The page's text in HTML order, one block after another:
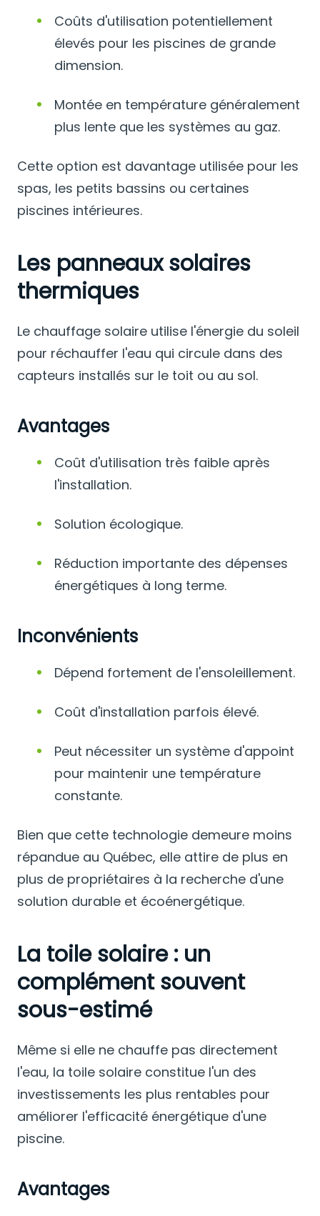
Coûts d'utilisation potentiellement
élevés pour les piscines de grande
dimension.
Montée en température généralement
plus lente que les systèmes au gaz.
Cette option est davantage utilisée pour les
spas, les petits bassins ou certaines
piscines intérieures.
Les panneaux solaires
thermiques
Le chauffage solaire utilise l'énergie du soleil
pour réchauffer l'eau qui circule dans des
capteurs installés sur le toit ou au sol.
Avantages
Coût d'utilisation très faible après
l'installation.
Solution écologique.
Réduction importante des dépenses
énergétiques à long terme.
Inconvénients
Dépend fortement de l'ensoleillement.
Coût d'installation parfois élevé.
Peut nécessiter un système d'appoint
pour maintenir une température
constante.
Bien que cette technologie demeure moins
répandue au Québec, elle attire de plus en
plus de propriétaires à la recherche d'une
solution durable et écoénergétique.
La toile solaire : un
complément souvent
sous-estimé
Même si elle ne chauffe pas directement
l'eau, la toile solaire constitue l'un des
investissements les plus rentables pour
améliorer l'efficacité énergétique d'une
piscine.
Avantages